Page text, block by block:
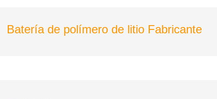
Batería de polímero de litio Fabricante